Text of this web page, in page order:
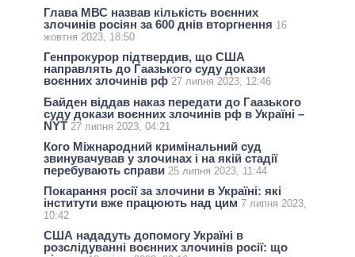
Глава МВС назвав кількість воєнних
злочинів росіян за 600 днів вторгнення 16
жовтня 2023, 18:50
Генпрокурор підтвердив, що США
направлять до Гаазького суду докази
воєнних злочинів рф 27 липня 2023, 12:46
Байден віддав наказ передати до Гаазького
суду докази воєнних злочинів рф в Україні –
NYT 27 липня 2023, 04:21
Кого Міжнародний кримінальний суд
звинувачував у злочинах і на якій стадії
перебувають справи 25 липня 2023, 11:44
Покарання росії за злочини в Україні: які
інститути вже працюють над цим 7 липня 2023,
10:42
США нададуть допомогу Україні в
розслідуванні воєнних злочинів росії: що